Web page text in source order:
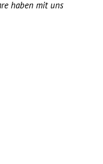
haben mit uns